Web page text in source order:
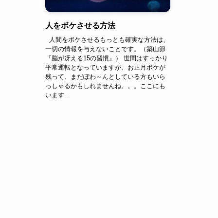
人をボケさせる方法
人間をボケさせるもっとも確実な方法は、
一切の情報を与えないことです。（築山節
『脳が冴える15の習慣』） 世間はすっかり
平常運転となっていますが、お正月ボケが
残って、まだぽわ～んとしている方もいら
っしゃるかもしれませんね。。。ここにも
います...